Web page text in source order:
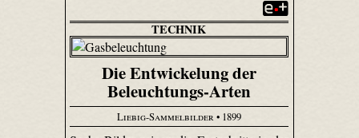
TECHNIK
Die Entwickelung der
Beleuchtungs-Arten
Liebig-Sammelbilder• 1899